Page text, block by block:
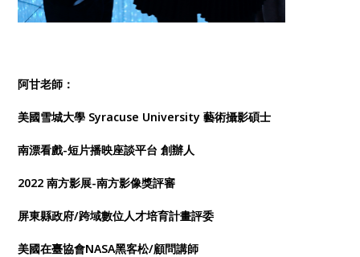
阿甘老師：
美國雪城大學 Syracuse University 藝術攝影碩士
南漂看戲-短片播映座談平台 創辦人
2022 南方影展-南方影像獎評審
屏東縣政府/跨域數位人才培育計畫評委
美國在臺協會NASA黑客松/顧問講師